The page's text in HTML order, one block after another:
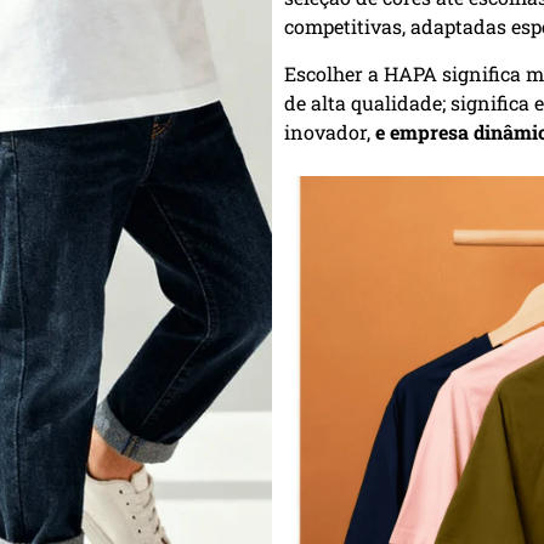
competitivas, adaptadas
Escolher a HAPA significa
de alta qualidade; significa
inovador,e empresa